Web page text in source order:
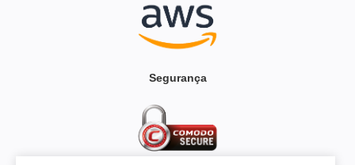
Segurança